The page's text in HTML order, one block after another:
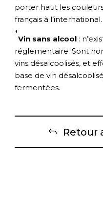
porter haut les
français à l’international.
*
Vin sans alcool :
réglementaire. Sont
vins désalcoolisés, et
base de vin
fermentées.
Retour